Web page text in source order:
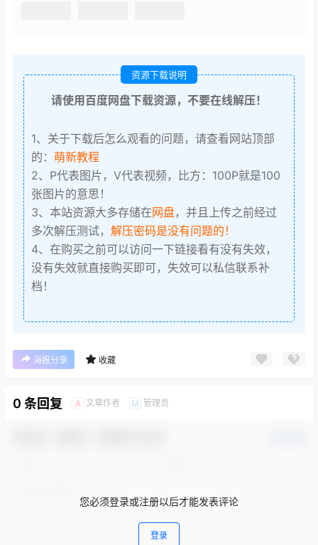
资源下载说明
请使用百度网盘下载资源，不要在线解压！
1、关于下载后怎么观看的问题，请查看网站顶部
的： 萌新教程
2、P代表图片，V代表视频，比方：100P就是100
张图片的意思！
3、本站资源大多存储在网盘，并且上传之前经过
多次解压测试， 解压密码是没有问题的！
4、在购买之前可以访问一下链接看有没有失效，
没有失效就直接购买即可，失效可以私信联系补
档！
海报分享 收藏
0 条回复 A 文章作者 M 管理员
您必须登录或注册以后才能发表评论
登录